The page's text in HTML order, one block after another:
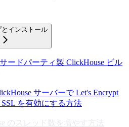
インストール
ードパーティ製 ClickHouse ビル
サーバーで Let's Encrypt
を有効にする方法
のスレッド数を増やす方法